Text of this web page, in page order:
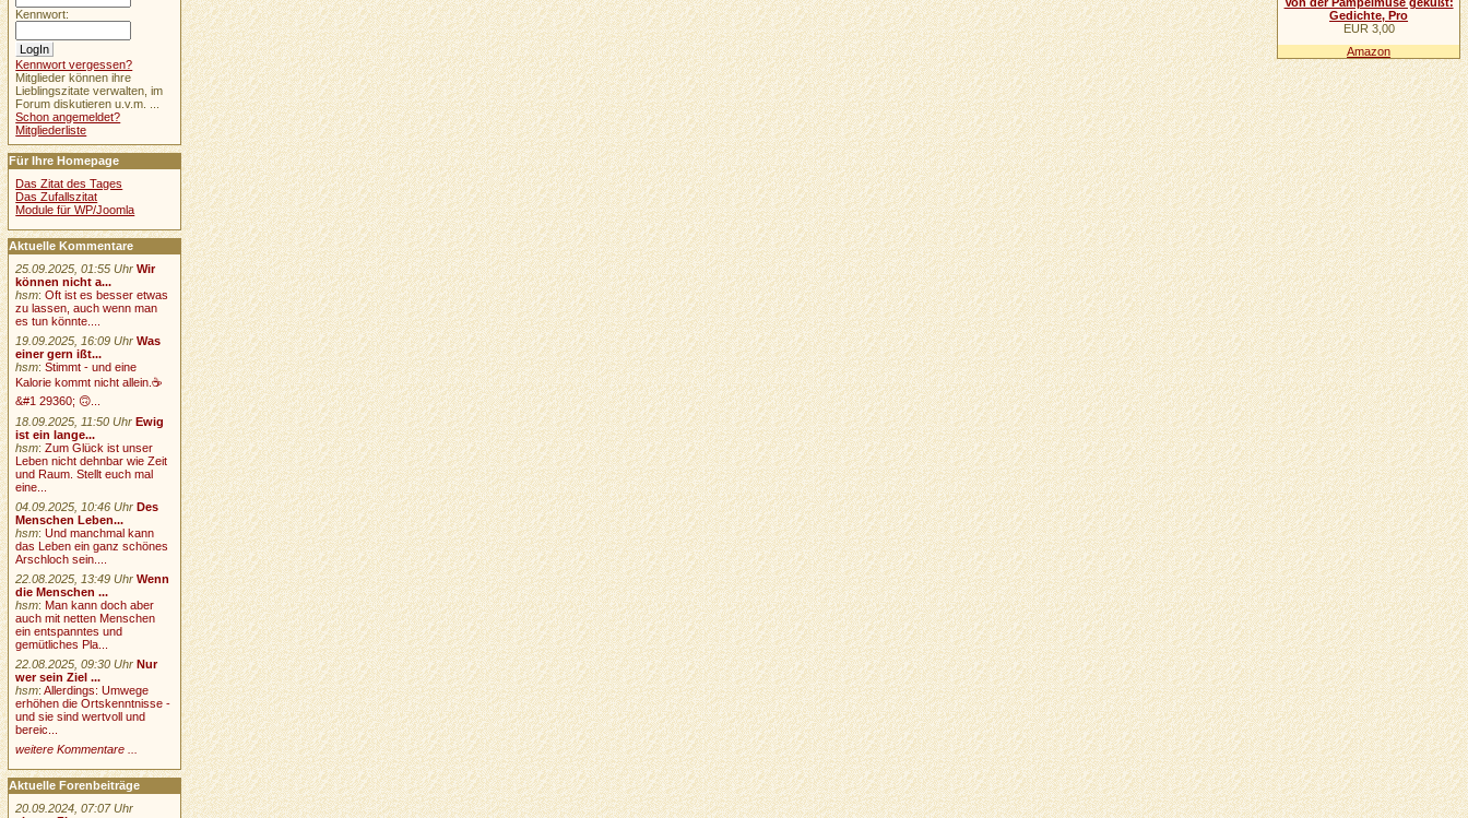
Gedichte, Pro
EUR 3,00
Amazon
Kennwort:
Kennwort vergessen?
Mitglieder können ihre
Lieblingszitate verwalten, im
Forum diskutieren u.v.m. ...
Schon angemeldet?
Mitgliederliste
Für Ihre Homepage
Das Zitat des Tages
Das Zufallszitat
Module für WP/Joomla
Aktuelle Kommentare
25.09.2025, 01:55 Uhr Wir
können nicht a...
hsm:Oft ist es besser etwas
zu lassen, auch wenn man
es tun könnte....
19.09.2025, 16:09 Uhr Was
einer gern ißt...
hsm:Stimmt - und eine
Kalorie kommt nicht allein.☕
&#1 29360; 🙃...
18.09.2025, 11:50 Uhr Ewig
ist ein lange...
hsm:Zum Glück ist unser
Leben nicht dehnbar wie Zeit
und Raum. Stellt euch mal
eine...
04.09.2025, 10:46 Uhr Des
Menschen Leben...
hsm:Und manchmal kann
das Leben ein ganz schönes
Arschloch sein....
22.08.2025, 13:49 Uhr Wenn
die Menschen ...
hsm:Man kann doch aber
auch mit netten Menschen
ein entspanntes und
gemütliches Pla...
22.08.2025, 09:30 Uhr Nur
wer sein Ziel ...
hsm:Allerdings: Umwege
erhöhen die Ortskenntnisse -
und sie sind wertvoll und
bereic...
weitere Kommentare ...
Aktuelle Forenbeiträge
20.09.2024, 07:07 Uhr